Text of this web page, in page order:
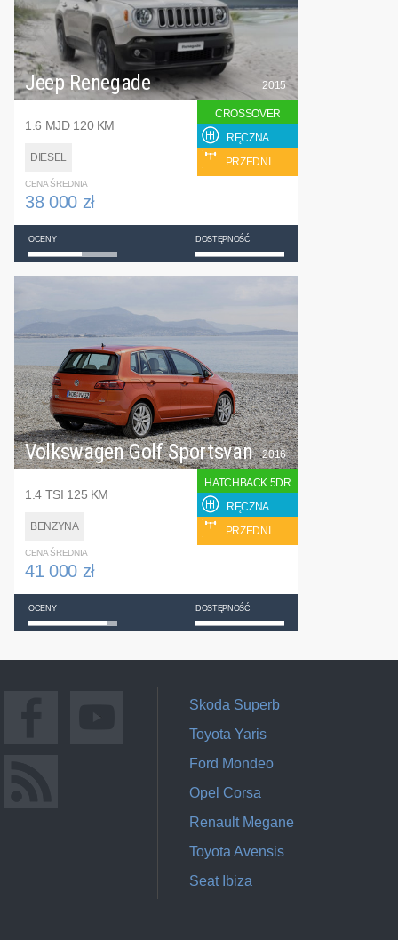
Jeep Renegade
1.6 MJD 120 KM
DIESEL
2015
CROSSOVER
RĘCZNA
PRZEDNI
CENA ŚREDNIA
38 000 zł
OCENY DOSTĘPNOŚĆ
Volkswagen Golf Sportsvan
1.4 TSI 125 KM
BENZYNA
2016
HATCHBACK 5DR
RĘCZNA
PRZEDNI
CENA ŚREDNIA
41 000 zł
OCENY DOSTĘPNOŚĆ
Skoda Superb
Toyota Yaris
Ford Mondeo
Opel Corsa
Renault Megane
Toyota Avensis
Seat Ibiza